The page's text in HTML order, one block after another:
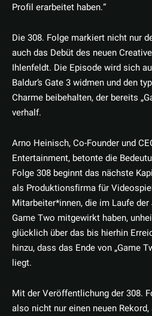
Profil erarbeitet haben.“
Die 308. Folge markiert nicht nur
auch das Debüt des neuen
Ihlenfeldt. Die Episode wird sich
Baldur’s Gate 3 widmen und den
Charme beibehalten, der bereits
verhalf.
Arno Heinisch, Co-Founder und
Entertainment, betonte die
Folge 308 beginnt das nächste
als Produktionsfirma für
Mitarbeiter*innen, die im Laufe der
Game Two mitgewirkt haben,
glücklich über das bis hierhin
hinzu, dass das Ende von „Game
liegt.
Mit der Veröffentlichung der 308.
also nicht nur einen neuen